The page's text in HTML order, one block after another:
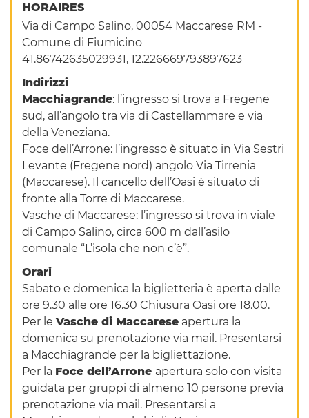
HORAIRES
Via di Campo Salino, 00054 Maccarese RM -
Comune di Fiumicino
41.86742635029931, 12.226669793897623
Indirizzi
Macchiagrande: l’ingresso si trova a Fregene
sud, all’angolo tra via di Castellammare e via
della Veneziana.
Foce dell’Arrone: l’ingresso è situato in Via Sestri
Levante (Fregene nord) angolo Via Tirrenia
(Maccarese). Il cancello dell’Oasi è situato di
fronte alla Torre di Maccarese.
Vasche di Maccarese: l’ingresso si trova in viale
di Campo Salino, circa 600 m dall’asilo
comunale “L’isola che non c’è”.
Orari
Sabato e domenica la biglietteria è aperta dalle
ore 9.30 alle ore 16.30 Chiusura Oasi ore 18.00.
Per leVasche di Maccarese apertura la
domenica su prenotazione via mail. Presentarsi
a Macchiagrande per la bigliettazione.
Per la Foce dell’Arrone apertura solo con visita
guidata per gruppi di almeno 10 persone previa
prenotazione via mail. Presentarsi a